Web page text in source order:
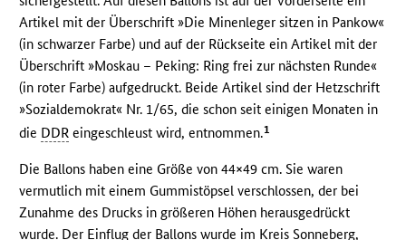
Artikel mit der Überschrift »Die Minenleger sitzen in Pankow«
(in schwarzer Farbe) und auf der Rückseite ein Artikel mit der
Überschrift »Moskau – Peking: Ring frei zur nächsten Runde«
(in roter Farbe) aufgedruckt. Beide Artikel sind der Hetzschrift
»Sozialdemokrat« Nr. 1/65, die schon seit einigen Monaten in
die DDR eingeschleust wird, entnommen.1
Die Ballons haben eine Größe von 44×49 cm. Sie waren
vermutlich mit einem Gummistöpsel verschlossen, der bei
Zunahme des Drucks in größeren Höhen herausgedrückt
wurde. Der Einflug der Ballons wurde im Kreis Sonneberg,